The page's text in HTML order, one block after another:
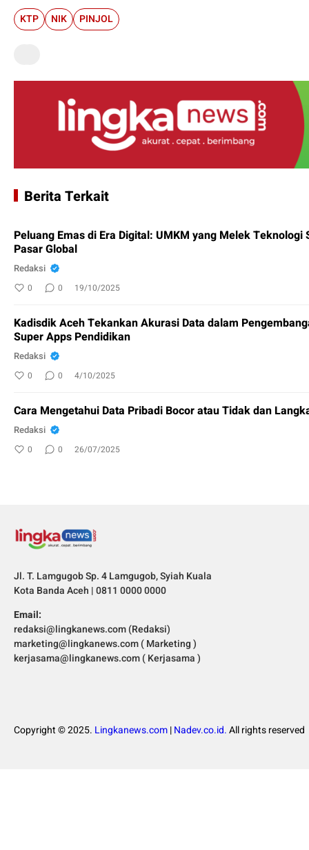
KTP NIK PINJOL
Berita Terkait
Peluang Emas di Era Digital: UMKM yang Melek Teknologi
Pasar Global
Redaksi
0 0 19/10/2025
Kadisdik Aceh Tekankan Akurasi Data dalam
Super Apps Pendidikan
Redaksi
0 0 4/10/2025
Cara Mengetahui Data Pribadi Bocor atau Tidak dan
Redaksi
0 0 26/07/2025
Jl. T. Lamgugob Sp. 4 Lamgugob, Syiah Kuala
Kota Banda Aceh | 0811 0000 0000
Email:
redaksi@lingkanews.com (Redaksi)
marketing@lingkanews.com ( Marketing )
kerjasama@lingkanews.com ( Kerjasama )
Copyright © 2025. Lingkanews.com|Nadev.co.id.All rights reserved